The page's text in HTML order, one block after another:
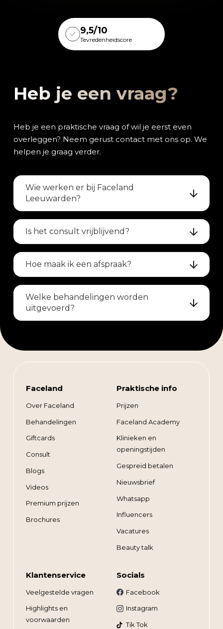
9,5/10
Tevredenheidscore
Heb je een vraag?
Heb je een praktische vraag of wil je eerst even
overleggen? Neem gerust contact met ons op. We
helpen je graag verder.
Wie werken er bij Faceland
Leeuwarden?
Is het consult vrijblijvend?
Hoe maak ik een afspraak?
Welke behandelingen worden
uitgevoerd?
Faceland
Over Faceland
Behandelingen
Giftcards
Consult
Blogs
Videos
Premium prijzen
Brochures
Praktische info
Prijzen
Faceland Academy
Klinieken en
openingstijden
Gespreid betalen
Nieuwsbrief
Whatsapp
Influencers
Vacatures
Beauty talk
Klantenservice
Veelgestelde vragen
Highlights en
voorwaarden
Socials
Facebook
Instagram
Tik Tok